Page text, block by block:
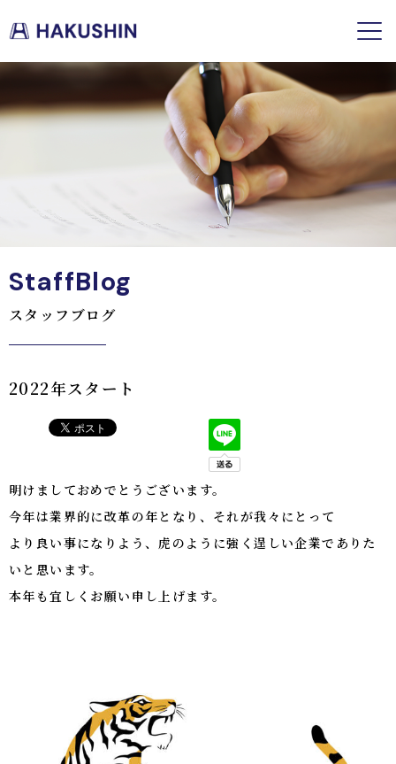
StaffBlog
スタッフブログ
2022年スタート
明けましておめでとうございます。
今年は業界的に改革の年となり、それが我々にとって
より良い事になりよう、虎のように強く逞しい企業でありた
いと思います。
本年も宜しくお願い申し上げます。